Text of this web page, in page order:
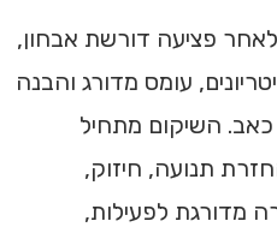
לאחר פציעה דורשת אבחון,
עומס מדורג והבנה
השיקום מתחיל
תנועה, חיזוק,
מדורגת לפעילות,